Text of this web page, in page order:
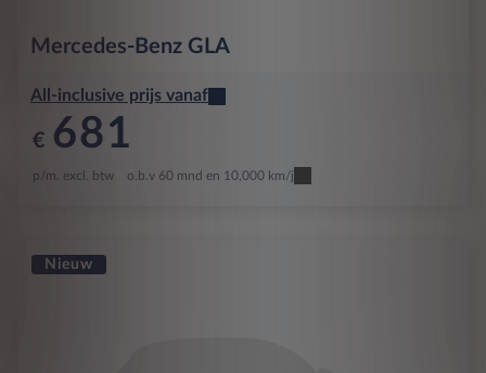
Mercedes-Benz GLA
All-inclusive prijs vanaf
€ 681
p/m. excl. btw o.b.v 60 mnd en 10,000 km/j
Nieuw